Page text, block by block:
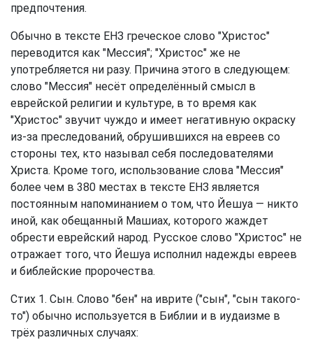
предпочтения.
Обычно в тексте ЕНЗ греческое слово "Христос"
переводится как "Мессия"; "Христос" же не
употребляется ни разу. Причина этого в следующем:
слово "Мессия" несёт определённый смысл в
еврейской религии и культуре, в то время как
"Христос" звучит чуждо и имеет негативную окраску
из-за преследований, обрушившихся на евреев со
стороны тех, кто называл себя последователями
Христа. Кроме того, использование слова "Мессия"
более чем в 380 местах в тексте ЕНЗ является
постоянным напоминанием о том, что Йешуа — никто
иной, как обещанный Машиах, которого жаждет
обрести еврейский народ. Русское слово "Христос" не
отражает того, что Йешуа исполнил надежды евреев
и библейские пророчества.
Стих 1. Сын. Слово "бен" на иврите ("сын", "сын такого-
то") обычно используется в Библии и в иудаизме в
трёх различных случаях: